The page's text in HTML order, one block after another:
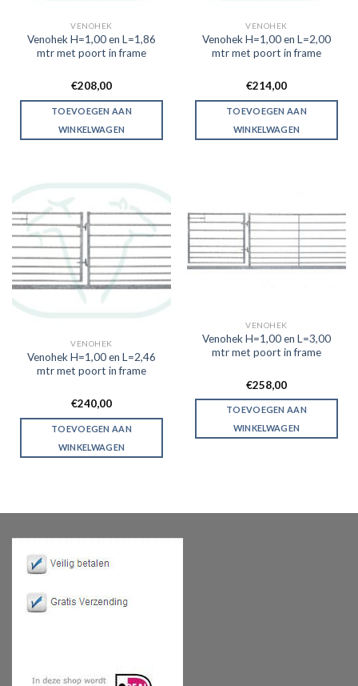
VENOHEK
Venohek H=1,00 en L=1,86
mtr met poort in frame
€208,00
TOEVOEGEN AAN
WINKELWAGEN
VENOHEK
Venohek H=1,00 en L=2,00
mtr met poort in frame
€214,00
TOEVOEGEN AAN
WINKELWAGEN
VENOHEK
Venohek H=1,00 en L=2,46
mtr met poort in frame
€240,00
TOEVOEGEN AAN
WINKELWAGEN
VENOHEK
Venohek H=1,00 en L=3,00
mtr met poort in frame
€258,00
TOEVOEGEN AAN
WINKELWAGEN